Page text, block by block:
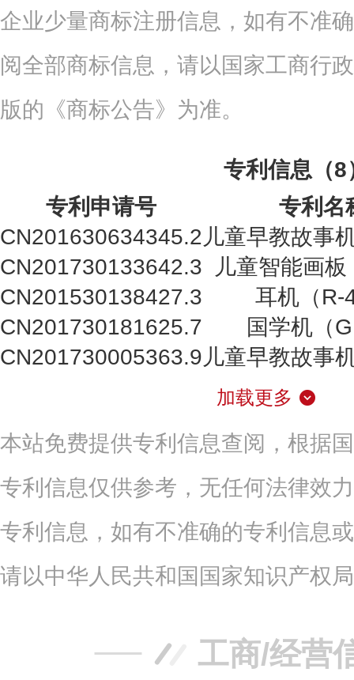
企业少量商标注册信息，如有不准
阅全部商标信息，请以国家工商行
版的《商标公告》为准。
专利信息（8
专利申请号
专利名
CN201630634345.2 儿童早教故事
CN201730133642.3
儿童智能画
CN201530138427.3
耳机（R-
CN201730181625.7
国学机（
CN201730005363.9 儿童早教故事
加载更多
本站免费提供专利信息查阅，根据
专利信息仅供参考，无任何法律效
专利信息，如有不准确的专利信息
请以中华人民共和国国家知识产权
工商/经营